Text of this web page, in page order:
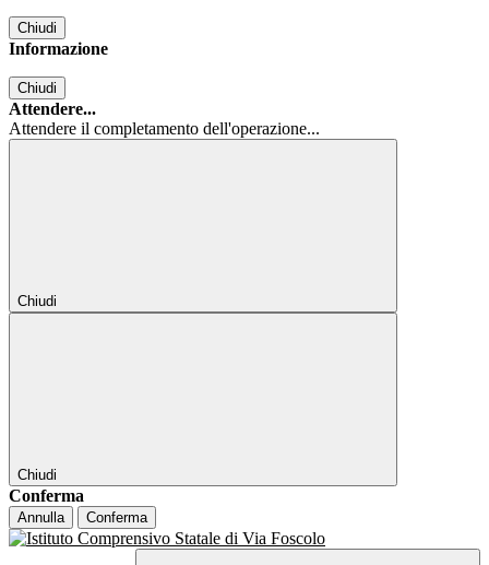
Chiudi
Informazione
Chiudi
Attendere...
Attendere il completamento dell'operazione...
Chiudi
Chiudi
Conferma
Annulla Conferma